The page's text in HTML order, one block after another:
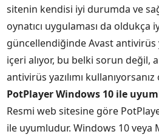
sitenin kendisi iyi durumda ve
oynatıcı uygulaması da
güncellendiğinde Avast
içeri alıyor, bu belki sorun değil,
antivirüs yazılımı kullanıyorsanız
PotPlayer Windows 10 ile
Resmi web sitesine göre
ile uyumludur. Windows 10 veya